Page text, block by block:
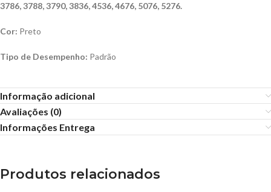
3786, 3788, 3790, 3836, 4536, 4676, 5076, 5276.
Cor: Preto
Tipo de Desempenho: Padrão
Informação adicional
Avaliações (0)
Informações Entrega
Produtos relacionados